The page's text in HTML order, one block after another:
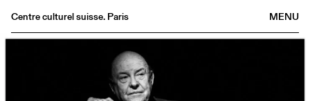
MENU
Centre culturel suisse. Paris